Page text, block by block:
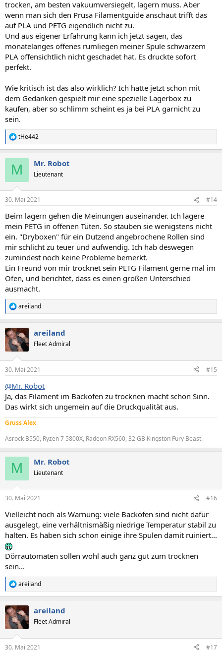
trocken, am besten vakuumversiegelt, lagern muss. Aber
wenn man sich den Prusa Filamentguide anschaut trifft das
auf PLA und PETG eigendlich nicht zu.
Und aus eigener Erfahrung kann ich jetzt sagen, das
monatelanges offenes rumliegen meiner Spule schwarzem
PLA offensichtlich nicht geschadet hat. Es druckte sofort
perfekt.
Wie kritisch ist das also wirklich? Ich hatte jetzt schon mit
dem Gedanken gespielt mir eine spezielle Lagerbox zu
kaufen, aber so schlimm scheint es ja bei PLA garnicht zu
sein.
R
e
e
:
tHe442
M Mr. Robot
Lieutenant
30. Mai 2021 #14
Beim lagern gehen die Meinungen auseinander. Ich lagere
mein PETG in offenen Tüten. So stauben sie wenigstens nicht
ein. "Dryboxen" für ein Dutzend angebrochene Rollen sind
mir schlicht zu teuer und aufwendig. Ich hab deswegen
zumindest noch keine Probleme bemerkt.
Ein Freund von mir trocknet sein PETG Filament gerne mal im
Ofen, und berichtet, dass es einen großen Unterschied
ausmacht.
R
e
k
t
i
e
:
areiland
areiland
Fleet Admiral
30. Mai 2021 #15
@Mr. Robot
Ja, das Filament im Backofen zu trocknen macht schon Sinn.
Das wirkt sich ungemein auf die Druckqualität aus.
Gruss Alex
Asrock B550, Ryzen 7 5800X, Radeon RX560, 32 GB Kingston Fury Beast.
M Mr. Robot
Lieutenant
30. Mai 2021 #16
Vielleicht noch als Warnung: viele Backöfen sind nicht dafür
ausgelegt, eine verhältnismäßig niedrige Temperatur stabil zu
halten. Es haben sich schon einige ihre Spulen damit ruiniert...
Dörrautomaten sollen wohl auch ganz gut zum trocknen
sein...
R
e
k
t
i
areiland
areiland
Fleet Admiral
30. Mai 2021 #17